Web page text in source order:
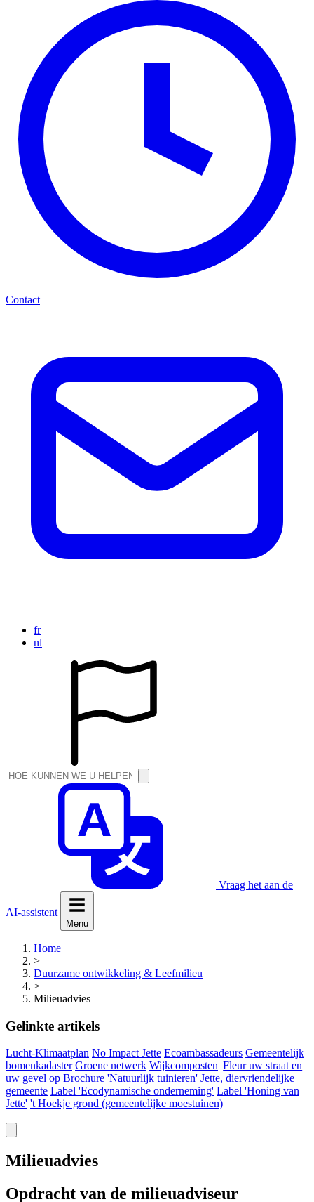
Contact
fr
nl
Vraag het aan de
AI-assistent
Menu
Home
>
Duurzame ontwikkeling & Leefmilieu
>
Milieuadvies
Gelinkte artikels
Lucht-Klimaatplan No Impact Jette Ecoambassadeurs Gemeentelijk
bomenkadaster Groene netwerk Wijkcomposten Fleur uw straat en
uw gevel op Brochure 'Natuurlijk tuinieren' Jette, diervriendelijke
gemeente Label 'Ecodynamische onderneming' Label 'Honing van
Jette' 't Hoekje grond (gemeentelijke moestuinen)
Milieuadvies
Opdracht van de milieuadviseur